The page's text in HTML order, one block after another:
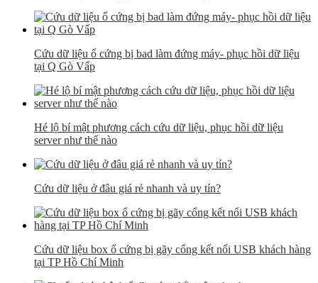
Cứu dữ liệu ổ cứng bị bad làm đứng máy- phục hồi dữ liệu
tại Q Gò Vấp
Hé lộ bí mật phương cách cứu dữ liệu, phục hồi dữ liệu
server như thế nào
Cứu dữ liệu ở đâu giá rẻ nhanh và uy tín?
Cứu dữ liệu box ổ cứng bị gãy cổng kết nối USB khách hàng
tại TP Hồ Chí Minh